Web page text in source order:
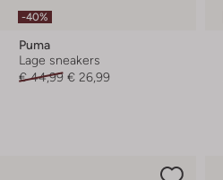
-40%
Puma
Lage sneakers
€ 44,99 € 26,99